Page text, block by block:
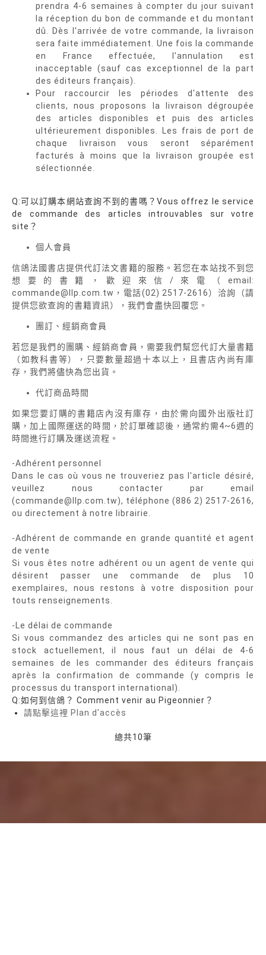
prendra 4-6 semaines à compter du jour suivant
la réception du bon de commande et du montant
dû. Dès l'arrivée de votre commande, la livraison
sera faite immédiatement. Une fois la commande
en France effectuée, l'annulation est
inacceptable (sauf cas exceptionnel de la part
des éditeurs français).
Pour raccourcir les périodes d'attente des
clients, nous proposons la livraison dégroupée
des articles disponibles et puis des articles
ultérieurement disponibles. Les frais de port de
chaque livraison vous seront séparément
facturés à moins que la livraison groupée est
sélectionnée.
Q:可以訂購本網站查詢不到的書嗎？Vous offrez le service
de commande des articles introuvables sur votre
site？
個人會員
信鴿法國書店提供代訂法文書籍的服務。若您在本站找不到您
想要的書籍，歡迎來信/來電（email:
commande@llp.com.tw，電話(02) 2517-2616）洽詢（請
提供您欲查詢的書籍資訊），我們會盡快回覆您。
團訂、經銷商會員
若您是我們的團購、經銷商會員，需要我們幫您代訂大量書籍
（如教科書等），只要數量超過十本以上，且書店內尚有庫
存，我們將儘快為您出貨。
代訂商品時間
如果您要訂購的書籍店內沒有庫存，由於需向國外出版社訂
購，加上國際運送的時間，於訂單確認後，通常約需4~6週的
時間進行訂購及運送流程。
-Adhérent personnel
Dans le cas où vous ne trouveriez pas l'article désiré,
veuillez nous contacter par email
(commande@llp.com.tw), téléphone (886 2) 2517-2616,
ou directement à notre librairie.
-Adhérent de commande en grande quantité et agent
de vente
Si vous êtes notre adhérent ou un agent de vente qui
désirent passer une commande de plus 10
exemplaires, nous restons à votre disposition pour
touts renseignements.
-Le délai de commande
Si vous commandez des articles qui ne sont pas en
stock actuellement, il nous faut un délai de 4-6
semaines de les commander des éditeurs français
après la confirmation de commande (y compris le
processus du transport international).
Q:如何到信鴿？ Comment venir au Pigeonnier？
請點擊這裡 Plan d'accès
總共10筆